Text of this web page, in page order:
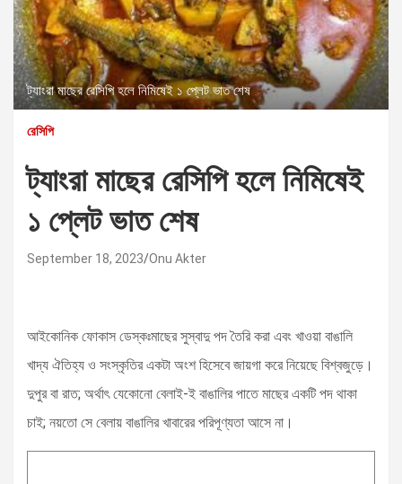
ট্যাংরা মাছের রেসিপি হলে নিমিষেই ১ প্লেট ভাত শেষ
রেসিপি
ট্যাংরা মাছের রেসিপি হলে নিমিষেই
১ প্লেট ভাত শেষ
September 18, 2023 Onu Akter
আইকোনিক ফোকাস ডেস্কঃমাছের সুস্বাদু পদ তৈরি করা এবং খাওয়া বাঙালি
খাদ্য ঐতিহ্য ও সংস্কৃতির একটা অংশ হিসেবে জায়গা করে নিয়েছে বিশ্বজুড়ে।
দুপুর বা রাত; অর্থাৎ যেকোনো বেলাই-ই বাঙালির পাতে মাছের একটি পদ থাকা
চাই; নয়তো সে বেলায় বাঙালির খাবারের পরিপূণ্যতা আসে না।